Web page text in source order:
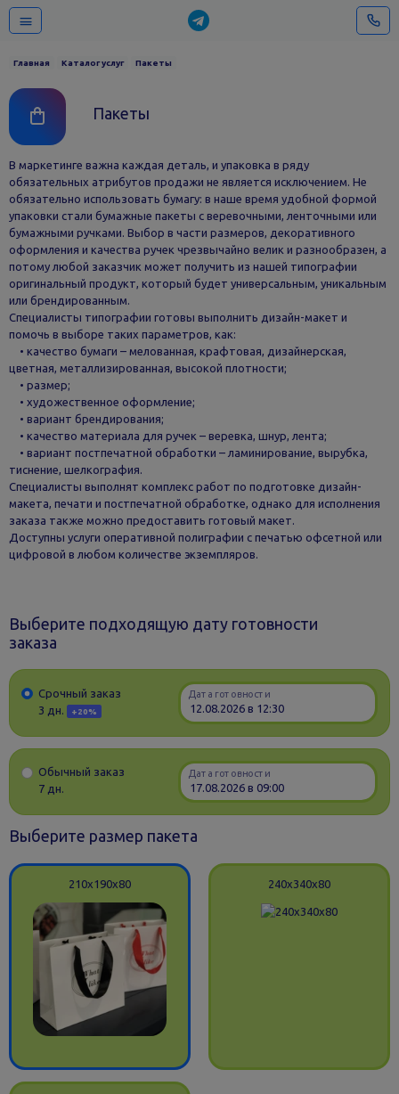
Главная Каталог услуг Пакеты
Пакеты
В маркетинге важна каждая деталь, и упаковка в ряду
обязательных атрибутов продажи не является исключением. Не
обязательно использовать бумагу: в наше время удобной формой
упаковки стали бумажные пакеты с веревочными, ленточными или
бумажными ручками. Выбор в части размеров, декоративного
оформления и качества ручек чрезвычайно велик и разнообразен, а
потому любой заказчик может получить из нашей типографии
оригинальный продукт, который будет универсальным, уникальным
или брендированным.
Специалисты типографии готовы выполнить дизайн-макет и
помочь в выборе таких параметров, как:
• качество бумаги – мелованная, крафтовая, дизайнерская,
цветная, металлизированная, высокой плотности;
• размер;
• художественное оформление;
• вариант брендирования;
• качество материала для ручек – веревка, шнур, лента;
• вариант постпечатной обработки – ламинирование, вырубка,
тиснение, шелкография.
Специалисты выполнят комплекс работ по подготовке дизайн-
макета, печати и постпечатной обработке, однако для исполнения
заказа также можно предоставить готовый макет.
Доступны услуги оперативной полиграфии с печатью офсетной или
цифровой в любом количестве экземпляров.
Выберите подходящую дату готовности
заказа
Срочный заказ
3 дн.
+20%
Дата готовности
Обычный заказ
7 дн.
Дата готовности
Выберите размер пакета
210x190x80 240x340x80